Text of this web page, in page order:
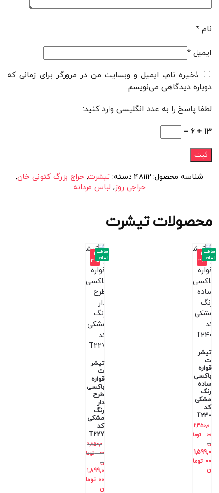
نام *
ایمیل *
ذخیره نام، ایمیل و وبسایت من در مرورگر برای زمانی که
دوباره دیدگاهی می‌نویسم.
لطفا پاسخ را به عدد انگلیسی وارد کنید:
13 + 6 =
شناسه محصول: 48112 دسته: تیشرت, حراج بزرگ کتونی خان,
حراجی روز, لباس مردانه
محصولات تیشرت
-3
2%
تیشر
ت
قواره
باکسی
ساده
رنگ
مشکی
کد
T240
2,350,0
00
توما
ن
1,599,0
00 توما
ن
ساخت
ایران
-3
3%
تیشر
ت
قواره
باکسی
طرح
دار
رنگ
مشکی
کد
T227
2,850,0
00
توما
ن
1,899,0
00 توما
ن
ساخت
ایران